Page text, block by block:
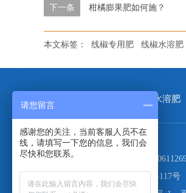
下一条 柑橘膨果肥如何施？
本文标签： 线椒专用肥 线椒水溶肥
大量元素水溶肥
电话：
青岛市市北区山东路117号
请您留言
感谢您的关注，当前客服人员不在
线，请填写一下您的信息，我们会
尽快和您联系。